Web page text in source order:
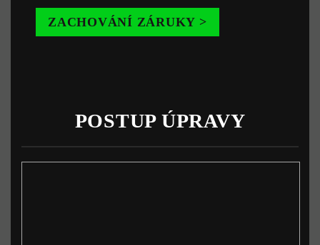
ZACHOVÁNÍ ZÁRUKY >
POSTUP ÚPRAVY